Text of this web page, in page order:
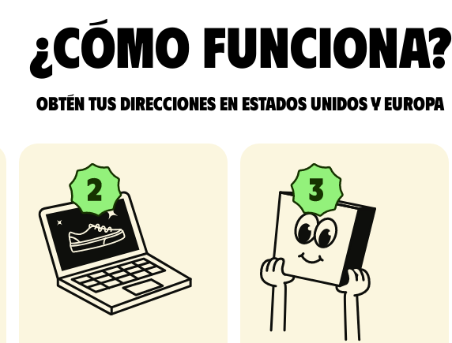
¿Cómo funciona?
Obtén tus direcciones en Estados Unidos y Europa